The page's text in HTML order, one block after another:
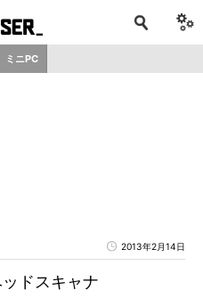
ミニPC
2013年2月14日
ドスキャナ